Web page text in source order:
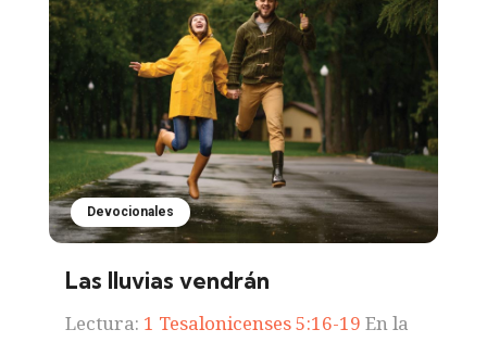
Devocionales
Las lluvias vendrán
Lectura: 1 Tesalonicenses 5:16-19 En la